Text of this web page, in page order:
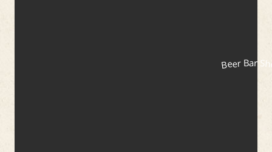
Beer Bar